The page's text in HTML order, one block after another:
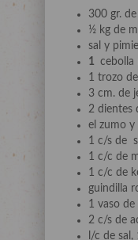
300 gr.
½ kg de
sal y
1 cebolla
1 trozo
3 cm. de
2 dientes
el zumo y
1 c/s de
1 c/c de
1 c/c de
guindilla
1 vaso
2 c/s de
l/c de